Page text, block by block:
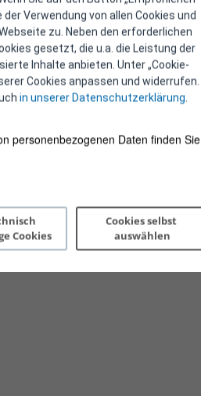
Verwendung von allen Cookies und
zu. Neben den erforderlichen
gesetzt, die u.a. die Leistung der
Inhalte anbieten. Unter „Cookie-
Cookies anpassen und widerrufen.
in unserer Datenschutzerklärung.
personenbezogenen Daten finden Sie
Cookies
Cookies selbst
auswählen